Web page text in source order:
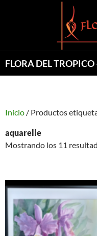
FLORA DEL
Inicio / Productos
aquarelle
Mostrando los 11